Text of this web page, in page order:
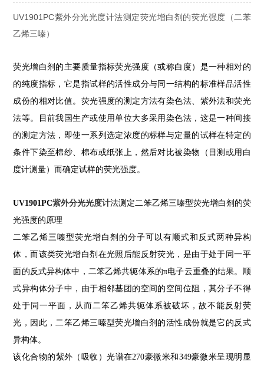
UV1901PC紫外分光光度计法测定荧光增白剂的荧光强度（二苯
乙烯三嗪）
荧光增白剂的主要质量指标荧光强度（或称白度）是一种相对的
的纯度指标，它是指试样的活性成分与同一结构的标准样品活性
成份的相对比值。荧光强度的测定方法有染色法、紫外法和荧光
法等。目前我国生产或使用单位大多采用染色法，这是一种间接
的测定方法，即使一系列选定浓度的标样与定量的试样在特定的
条件下染至棉纱、棉布或纸张上，然后对比被染物（目测或用白
度计测量）而确定试样的荧光强度。
UV1901PC紫外分光光度计法测定二笨乙烯三嗪型荧光增白剂的荧
光强度的原理
二笨乙烯三嗪型荧光增白剂的分子可以有顺式和反式两种异构
体，而该类荧光增白剂在光照后能反射荧光，是由于处于同一平
面的反式异构体中，二笨乙烯共轭体系的π电子云重叠的结果。顺
式异构体分子中，由于相邻基团的空间的空间位阻，其分子不得
处于同一平面，从而二笨乙烯共轭体系被破坏，故不能反射荧
光，因此，二笨乙烯三嗪型荧光增白剂的活性成份就是它的反式
异构体。
该化合物的紫外（吸收）光谱在270豪微米和 349豪微米呈现明显